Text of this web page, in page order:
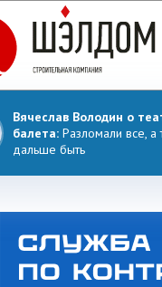
Вячеслав Володин о
балета: Разломали все,
дальше быть